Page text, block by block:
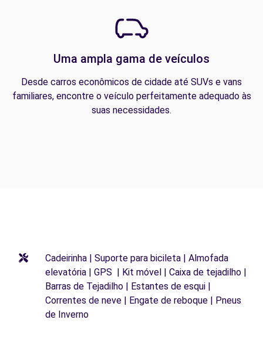
Uma ampla gama de veículos
Desde carros econômicos de cidade até SUVs e vans
familiares, encontre o veículo perfeitamente adequado às
suas necessidades.
Cadeirinha | Suporte para bicileta | Almofada
elevatória | GPS | Kit móvel | Caixa de tejadilho |
Barras de Tejadilho | Estantes de esqui |
Correntes de neve | Engate de reboque | Pneus
de Inverno